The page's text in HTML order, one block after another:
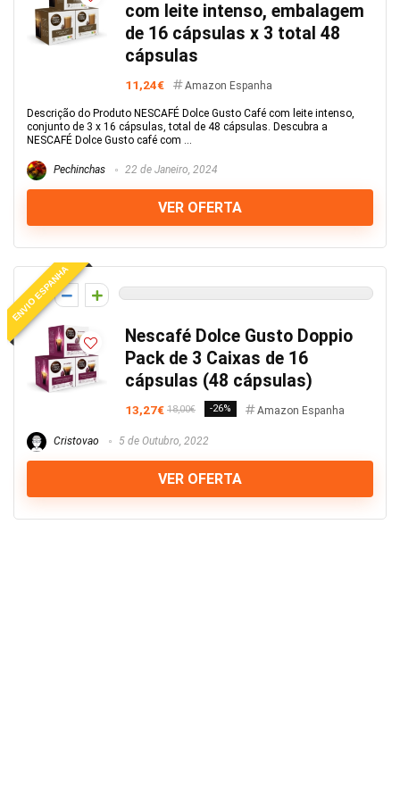
com leite intenso, embalagem
de 16 cápsulas x 3 total 48
cápsulas
11,24€ Amazon Espanha
Descrição do Produto NESCAFÉ Dolce Gusto Café com leite intenso,
conjunto de 3 x 16 cápsulas, total de 48 cápsulas. Descubra a
NESCAFÉ Dolce Gusto café com ...
Pechinchas 22 de Janeiro, 2024
VER OFERTA
ENVIO ESPANHA
0
Nescafé Dolce Gusto Doppio
Pack de 3 Caixas de 16
cápsulas (48 cápsulas)
13,27€ 18,00€ -26% Amazon Espanha
Cristovao 5 de Outubro, 2022
VER OFERTA